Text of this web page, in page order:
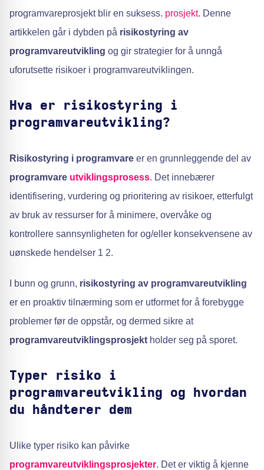
programvareprosjekt blir en suksess. prosjekt. Denne
artikkelen går i dybden på risikostyring av
programvareutvikling og gir strategier for å unngå
uforutsette risikoer i programvareutviklingen.
Hva er risikostyring i
programvareutvikling?
Risikostyring i programvare er en grunnleggende del av
programvare utviklingsprosess. Det innebærer
identifisering, vurdering og prioritering av risikoer, etterfulgt
av bruk av ressurser for å minimere, overvåke og
kontrollere sannsynligheten for og/eller konsekvensene av
uønskede hendelser 1 2.
I bunn og grunn, risikostyring av programvareutvikling
er en proaktiv tilnærming som er utformet for å forebygge
problemer før de oppstår, og dermed sikre at
programvareutviklingsprosjekt holder seg på sporet.
Typer risiko i
programvareutvikling og hvordan
du håndterer dem
Ulike typer risiko kan påvirke
programvareutviklingsprosjekter. Det er viktig å kjenne